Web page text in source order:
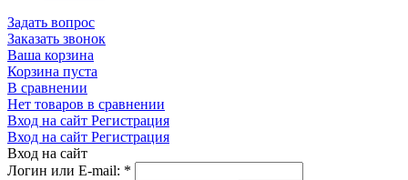
Задать вопрос
Заказать звонок
Ваша корзина
Корзина пуста
В сравнении
Нет товаров в сравнении
Вход на сайт Регистрация
Вход на сайт Регистрация
Вход на сайт
Логин или E-mail: *